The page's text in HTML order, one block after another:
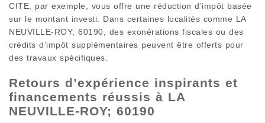
CITE, par exemple, vous offre une réduction d’impôt basée
sur le montant investi. Dans certaines localités comme LA
NEUVILLE-ROY; 60190, des exonérations fiscales ou des
crédits d’impôt supplémentaires peuvent être offerts pour
des travaux spécifiques.
Retours d’expérience inspirants et
financements réussis à LA
NEUVILLE-ROY; 60190